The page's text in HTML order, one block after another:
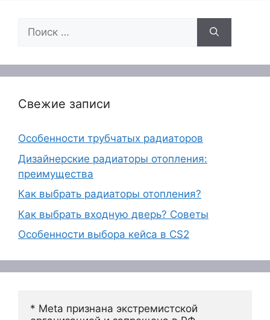
Поиск:
Свежие записи
Особенности трубчатых радиаторов
Дизайнерские радиаторы отопления:
преимущества
Как выбрать радиаторы отопления?
Как выбрать входную дверь? Советы
Особенности выбора кейса в CS2
* Meta признана экстремистской